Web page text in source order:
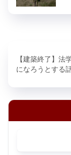
【建築終了】法
になろうとする